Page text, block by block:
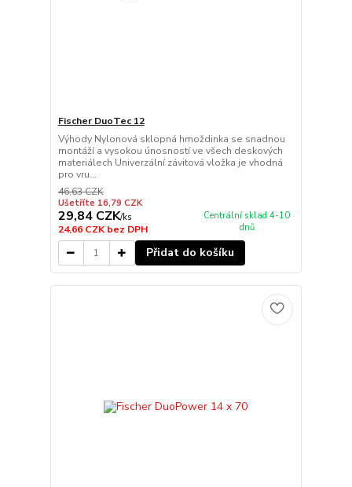
Fischer DuoTec 12
Výhody Nylonová sklopná hmoždinka se snadnou
montáží a vysokou únosností ve všech deskových
materiálech Univerzální závitová vložka je vhodná
pro vru...
46,63 CZK
Ušetříte 16,79 CZK
29,84 CZK/ks
24,66 CZKbez DPH
Centrální sklad 4-10
dnů
Přidat do košíku